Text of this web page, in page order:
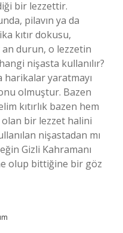
bir lezzettir.
pilavın ya da
kıtır dokusu,
durun, o lezzetin
nişasta kullanılır?
harikalar yaratmayı
olmuştur. Bazen
kıtırlık bazen hem
bir lezzet halini
nişastadan mı
Gizli Kahramanı
olup bittiğine bir göz